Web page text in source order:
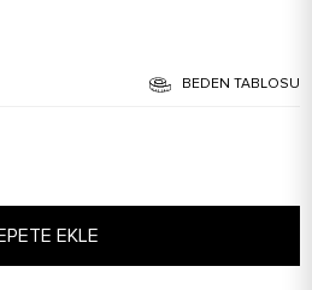
BEDEN TABLOSU
EKLE